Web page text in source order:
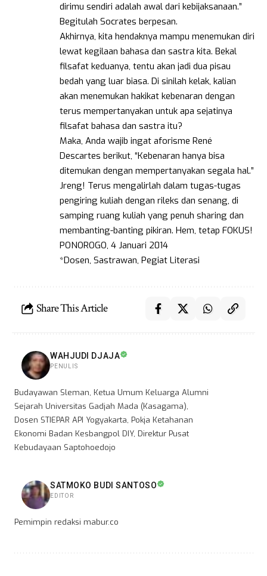
dirimu sendiri adalah awal dari kebijaksanaan.”
Begitulah Socrates berpesan.
Akhirnya, kita hendaknya mampu menemukan diri
lewat kegilaan bahasa dan sastra kita. Bekal
filsafat keduanya, tentu akan jadi dua pisau
bedah yang luar biasa. Di sinilah kelak, kalian
akan menemukan hakikat kebenaran dengan
terus mempertanyakan untuk apa sejatinya
filsafat bahasa dan sastra itu?
Maka, Anda wajib ingat aforisme René
Descartes berikut, “Kebenaran hanya bisa
ditemukan dengan mempertanyakan segala hal.”
Jreng! Terus mengalirlah dalam tugas-tugas
pengiring kuliah dengan rileks dan senang, di
samping ruang kuliah yang penuh sharing dan
membanting-banting pikiran. Hem, tetap FOKUS!
PONOROGO, 4 Januari 2014
*Dosen, Sastrawan, Pegiat Literasi
Share This Article
WAHJUDI DJAJA
PENULIS
Budayawan Sleman, Ketua Umum Keluarga Alumni
Sejarah Universitas Gadjah Mada (Kasagama),
Dosen STIEPAR API Yogyakarta, Pokja Ketahanan
Ekonomi Badan Kesbangpol DIY, Direktur Pusat
Kebudayaan Saptohoedojo
SATMOKO BUDI SANTOSO
EDITOR
Pemimpin redaksi mabur.co